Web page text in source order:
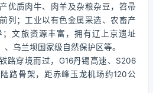
优质肉牛、肉羊及杂粮杂豆，笤帚
列；工业以有色金属采选、农畜产
文旅资源丰富，拥有辽上京遗址
、乌兰坝国家级自然保护区等。
路穿境而过，G16丹锡高速、S206
路骨架，距赤峰玉龙机场约120公